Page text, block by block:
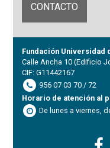
CONTACTO
Fundación Universidad
Calle Ancha 10 (Edificio
CIF: G11442167
956 07 03 70 / 72
Horario de atención al
De lunes a viernes,